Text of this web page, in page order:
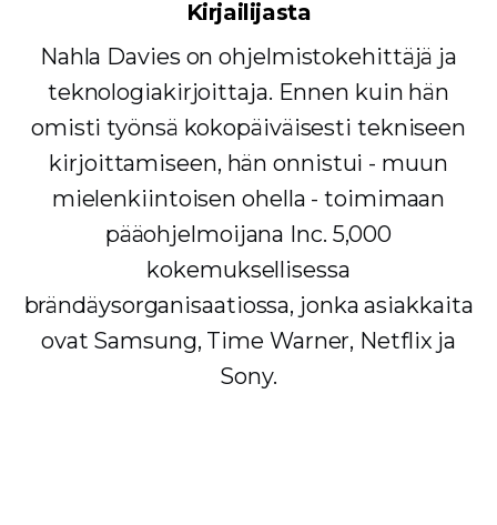
Kirjailijasta
Nahla Davies on ohjelmistokehittäjä ja
teknologiakirjoittaja. Ennen kuin hän
omisti työnsä kokopäiväisesti tekniseen
kirjoittamiseen, hän onnistui - muun
mielenkiintoisen ohella - toimimaan
pääohjelmoijana Inc. 5,000
kokemuksellisessa
brändäysorganisaatiossa, jonka asiakkaita
ovat Samsung, Time Warner, Netflix ja
Sony.